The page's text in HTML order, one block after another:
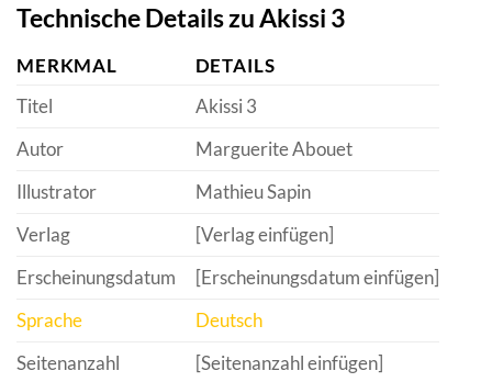
Technische Details zu Akissi 3
MERKMAL
DETAILS
Titel
Akissi 3
Autor
Marguerite Abouet
Illustrator
Mathieu Sapin
Verlag
[Verlag einfügen]
Erscheinungsdatum
[Erscheinungsdatum einfügen]
Sprache
Deutsch
Seitenanzahl
[Seitenanzahl einfügen]